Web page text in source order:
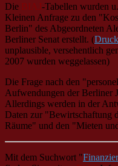
Die BIAJ-Tabellen wurden
Kleinen Anfrage zu den
Berlin" des Abgeordneten
Berliner Senat erstellt. (
unplausible, versehentlich
2007 wurden weggelassen)
Die Frage nach den
Aufwendungen der Berliner
Allerdings werden in der
Daten zur "Bewirtschaftung
Räume" und den "Mieten
Mit dem Suchwort "